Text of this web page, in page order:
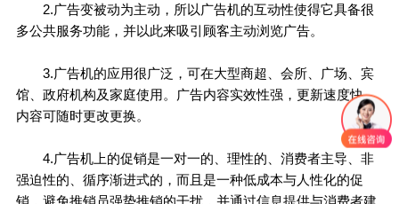
2.广告变被动为主动，所以广告机的互动性使得它具备很
多公共服务功能，并以此来吸引顾客主动浏览广告。
3.广告机的应用很广泛，可在大型商超、会所、广场、宾
馆、政府机构及家庭使用。广告内容实效性强，更新速度快，
内容可随时更改更换。
4.广告机上的促销是一对一的、理性的、消费者主导、非
强迫性的、循序渐进式的，而且是一种低成本与人性化的促
销，避免推销员强势推销的干扰，并通过信息提供与消费者建